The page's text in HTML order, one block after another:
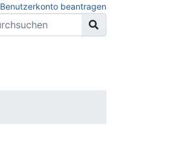
Benutzerkonto beantragen